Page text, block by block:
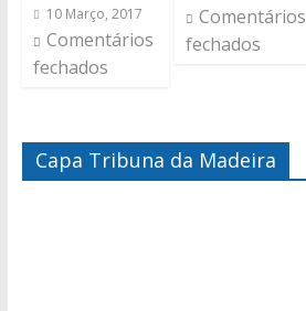
10 Março, 2017
Comentários
fechados
Comentários
fechados
Capa Tribuna da Madeira